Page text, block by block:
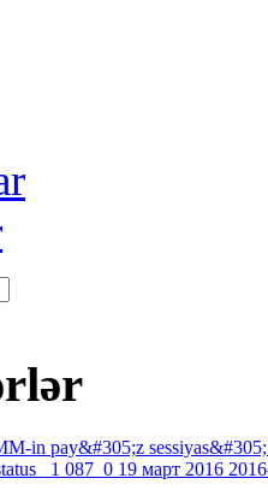
in pay&#305;z sessiyas&#305;
1 087 0 19 март 2016